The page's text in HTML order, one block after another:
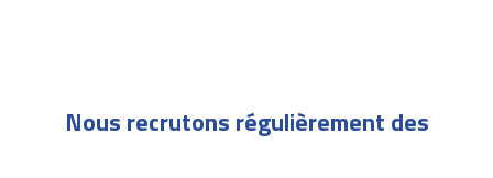
Nous recrutons régulièrement des